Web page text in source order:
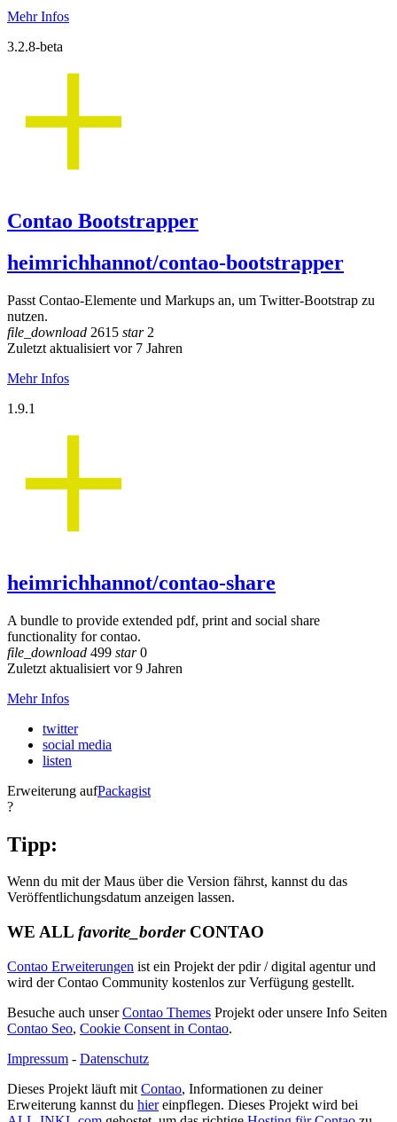
Mehr Infos
3.2.8-beta
Contao Bootstrapper
heimrichhannot/contao-bootstrapper
Passt Contao-Elemente und Markups an, um Twitter-Bootstrap zu
nutzen.
file_download 2615 star2
Zuletzt aktualisiert vor 7 Jahren
Mehr Infos
1.9.1
heimrichhannot/contao-share
A bundle to provide extended pdf, print and social share
functionality for contao.
file_download 499 star0
Zuletzt aktualisiert vor 9 Jahren
Mehr Infos
twitter
social media
listen
Erweiterung aufPackagist
?
Tipp:
Wenn du mit der Maus über die Version fährst, kannst du das
Veröffentlichungsdatum anzeigen lassen.
WE ALL favorite_borderCONTAO
Contao Erweiterungen ist ein Projekt der pdir / digital agentur und
wird der Contao Community kostenlos zur Verfügung gestellt.
Besuche auch unserContao Themes Projekt oder unsere Info Seiten
Contao Seo, Cookie Consent in Contao.
Impressum - Datenschutz
Dieses Projekt läuft mit Contao, Informationen zu deiner
Erweiterung kannst du hiereinpflegen. Dieses Projekt wird bei